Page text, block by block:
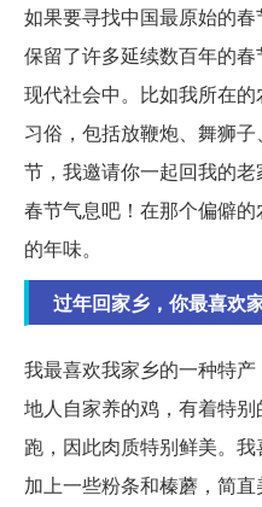
如果要寻找中国最原始的
保留了许多延续数百年的
现代社会中。比如我所在
习俗，包括放鞭炮、舞狮
节，我邀请你一起回我的
春节气息吧！在那个偏僻
的年味。
过年回家乡，你最喜欢
我最喜欢我家乡的一种特
地人自家养的鸡，有着特
跑，因此肉质特别鲜美。
加上一些粉条和榛蘑，简